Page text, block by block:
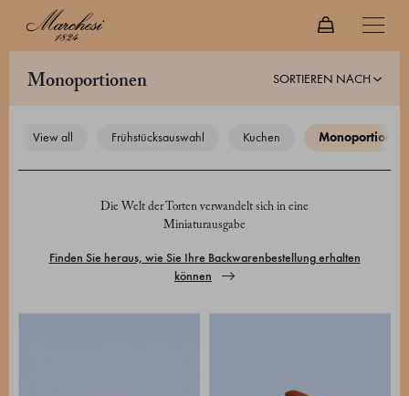
monoportionen SORTIEREN NACH
view all frühstücksauswahl kuchen monoportionen
Die Welt der Torten verwandelt sich in eine
Miniaturausgabe
Finden Sie heraus, wie Sie Ihre Backwarenbestellung erhalten
können